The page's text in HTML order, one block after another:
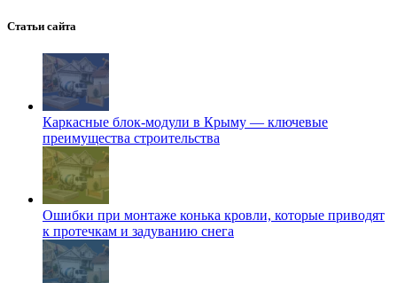
Статьи сайта
Каркасные блок-модули в Крыму — ключевые
преимущества строительства
Ошибки при монтаже конька кровли, которые приводят
к протечкам и задуванию снега